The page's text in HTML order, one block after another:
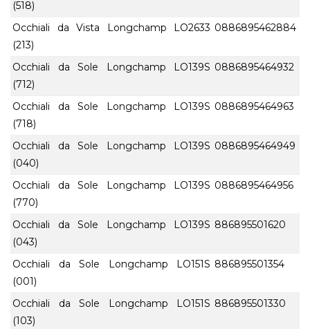
(518)
Occhiali da Vista Longchamp LO2633
(213)
0886895462884
Occhiali da Sole Longchamp LO139S
(712)
0886895464932
Occhiali da Sole Longchamp LO139S
(718)
0886895464963
Occhiali da Sole Longchamp LO139S
(040)
0886895464949
Occhiali da Sole Longchamp LO139S
(770)
0886895464956
Occhiali da Sole Longchamp LO139S
(043)
886895501620
Occhiali da Sole Longchamp LO151S
(001)
886895501354
Occhiali da Sole Longchamp LO151S
(103)
886895501330